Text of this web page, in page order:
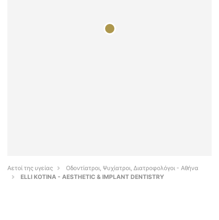
Αετοί της υγείας
Οδοντίατροι, Ψυχίατροι, Διατροφολόγοι - Αθήνα
ELLI KOTINA - AESTHETIC & IMPLANT DENTISTRY